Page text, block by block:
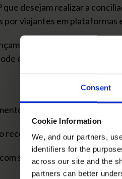
Consent
Cookie Information
We, and our partners,
identifiers for the
across our site and the
partners can better
que desejam realizar a
por viajantes em plataformas
e conferência de
configurar o tipo de
financeiros e contábeis
recebimento de despesas de
sistemas especialistas na